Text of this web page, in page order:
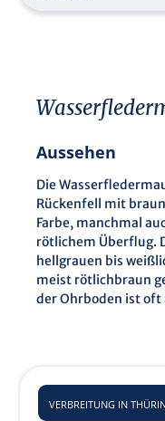
Aussehen
Die
Rückenfell mit
Farbe, manchmal
rötlichem Überflug.
hellgrauen bis
meist rötlichbraun
der Ohrboden ist
VERBREITUNG IN